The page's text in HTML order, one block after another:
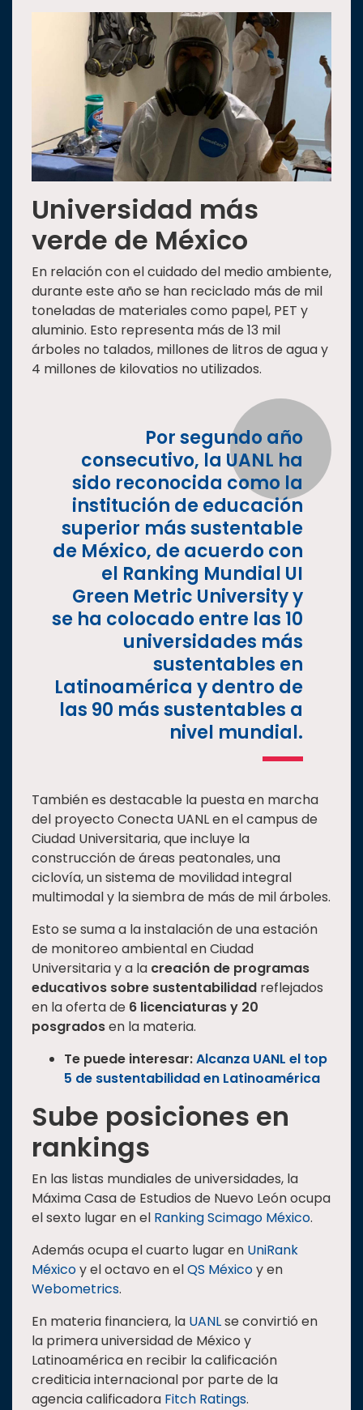
Universidad más
verde de México
En relación con el cuidado del medio ambiente,
durante este año se han reciclado más de mil
toneladas de materiales como papel, PET y
aluminio. Esto representa más de 13 mil
árboles no talados, millones de litros de agua y
4 millones de kilovatios no utilizados.
Por segundo año
consecutivo, la UANL ha
sido reconocida como la
institución de educación
superior más sustentable
de México, de acuerdo con
el Ranking Mundial UI
Green Metric University y
se ha colocado entre las 10
universidades más
sustentables en
Latinoamérica y dentro de
las 90 más sustentables a
nivel mundial.
También es destacable la puesta en marcha
del proyecto Conecta UANL en el campus de
Ciudad Universitaria, que incluye la
construcción de áreas peatonales, una
ciclovía, un sistema de movilidad integral
multimodal y la siembra de más de mil árboles.
Esto se suma a la instalación de una estación
de monitoreo ambiental en Ciudad
Universitaria y a la creación de programas
educativos sobre sustentabilidad reflejados
en la oferta de 6 licenciaturas y 20
posgradosen la materia.
Te puede interesar:Alcanza UANL el top
5 de sustentabilidad en Latinoamérica
Sube posiciones en
rankings
En las listas mundiales de universidades, la
Máxima Casa de Estudios de Nuevo León ocupa
el sexto lugar en el Ranking Scimago México.
Además ocupa el cuarto lugar en UniRank
Méxicoy el octavo en elQS Méxicoy en
Webometrics.
En materia financiera, la UANLse convirtió en
la primera universidad de México y
Latinoamérica en recibir la calificación
crediticia internacional por parte de la
agencia calificadora Fitch Ratings.